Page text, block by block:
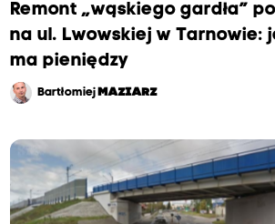
Remont „wąskiego gardła”
na ul. Lwowskiej w Tarnowie:
ma pieniędzy
Bartłomiej MAZIARZ